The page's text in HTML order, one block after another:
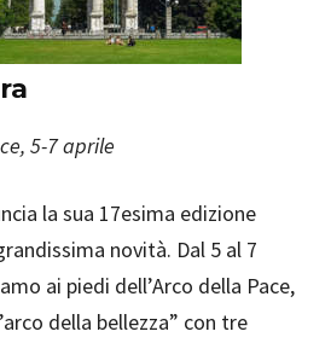
5-7 aprile
la sua 17esima edizione
novità. Dal 5 al 7
ai piedi dell’Arco della Pace,
della bellezza” con tre